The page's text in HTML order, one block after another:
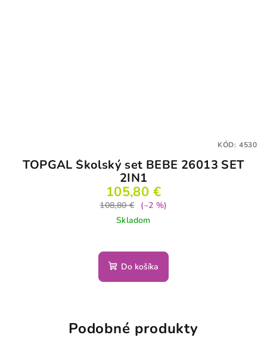
TOPGAL Školský set BEBE 26013 SET
2IN1
105,80 €
108,80 €
(–2 %)
Skladom
Do košíka
KÓD: 4530
Podobné produkty